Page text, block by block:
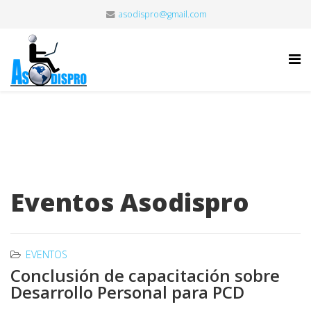
asodispro@gmail.com
Eventos Asodispro
EVENTOS
Conclusión de capacitación sobre
Desarrollo Personal para PCD